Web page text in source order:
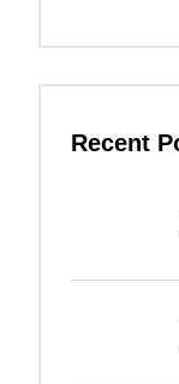
Recent